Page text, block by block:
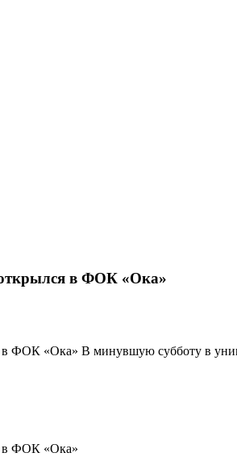
в ФОК «Ока»
ФОК «Ока» В минувшую субботу в
в ФОК «Ока»